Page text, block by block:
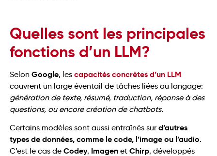
Quelles sont les principales
fonctions d’un LLM?
Selon Google, les capacités concrètes d’un LLM
couvrent un large éventail de tâches liées au langage:
génération de texte, résumé, traduction, réponse à des
questions, ou encore création de chatbots.
Certains modèles sont aussi entraînés sur d’autres
types de données, comme le code, l’image ou l’audio.
C’est le cas de Codey, Imagen et Chirp, développés